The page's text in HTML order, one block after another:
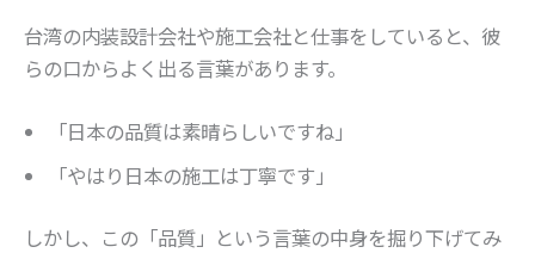
台湾の内装設計会社や施工会社と仕事をしていると、彼
らの口からよく出る言葉があります。
「日本の品質は素晴らしいですね」
「やはり日本の施工は丁寧です」
しかし、この「品質」という言葉の中身を掘り下げてみ